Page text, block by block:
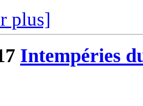
plus]
Intempéries